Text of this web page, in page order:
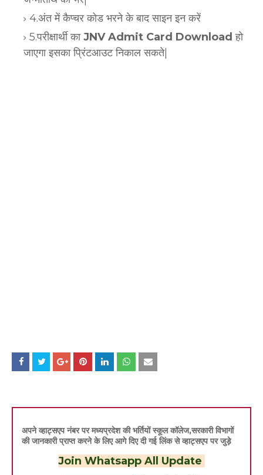
4.अंत में कैप्चर कोड भरने के बाद साइन इन करें
5.परीक्षार्थी काJNV Admit Card Downloadहो
जाएगा इसका प्रिंटआउट निकाल सकते|
अपने व्हाट्सएप नंबर पर मध्यप्रदेश की भर्तियों स्कूल कॉलेज,सरकारी विभागों
की जानकारी प्राप्त करने के लिए आगे दिए दी गई लिंक से व्हाट्सएप पर जुड़े
Join Whatsapp All Update